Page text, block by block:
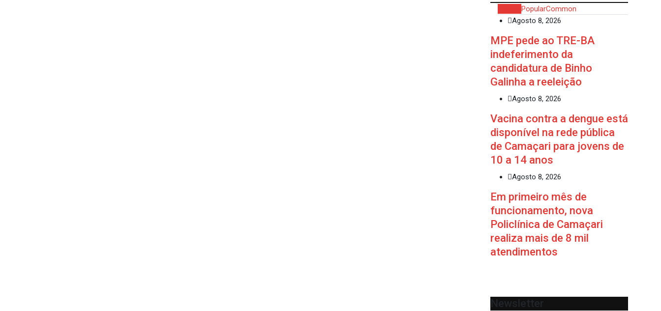
PopularCommon
Agosto 8, 2026
MPE pede ao TRE-BA
indeferimento da
candidatura de Binho
Galinha a reeleição
Agosto 8, 2026
Vacina contra a dengue está
disponível na rede pública
de Camaçari para jovens de
10 a 14 anos
Agosto 8, 2026
Em primeiro mês de
funcionamento, nova
Policlínica de Camaçari
realiza mais de 8 mil
atendimentos
Newsletter